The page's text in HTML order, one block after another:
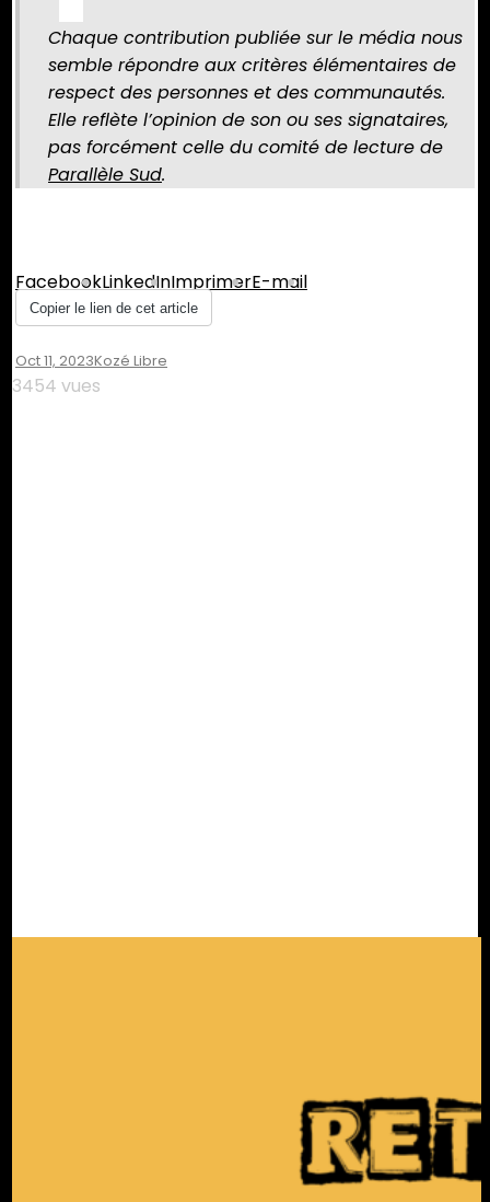
Chaque contribution publiée sur le média nous
semble répondre aux critères élémentaires de
respect des personnes et des communautés.
Elle reflète l’opinion de son ou ses signataires,
pas forcément celle du comité de lecture de
Parallèle Sud.
FacebookLinkedInImprimerE-mail
Copier le lien de cet article
Oct 11, 2023Kozé Libre
3454 vues